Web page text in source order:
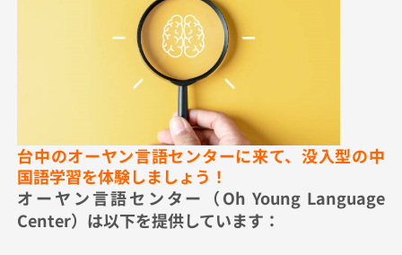
台中のオーヤン言語センターに来て、没入型の中
国語学習を体験しましょう！
オーヤン言語センター（Oh Young Language
Center）は以下を提供しています：